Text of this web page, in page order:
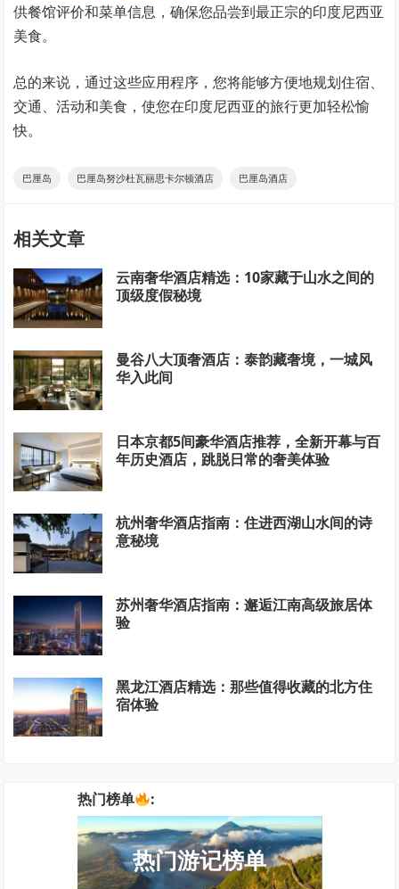
供餐馆评价和菜单信息，确保您品尝到最正宗的印度尼西亚
美食。
总的来说，通过这些应用程序，您将能够方便地规划住宿、
交通、活动和美食，使您在印度尼西亚的旅行更加轻松愉
快。
巴厘岛 巴厘岛努沙杜瓦丽思卡尔顿酒店 巴厘岛酒店
相关文章
云南奢华酒店精选：10家藏于山水之间的
顶级度假秘境
曼谷八大顶奢酒店：泰韵藏奢境，一城风
华入此间
日本京都5间豪华酒店推荐，全新开幕与百
年历史酒店，跳脱日常的奢美体验
杭州奢华酒店指南：住进西湖山水间的诗
意秘境
苏州奢华酒店指南：邂逅江南高级旅居体
验
黑龙江酒店精选：那些值得收藏的北方住
宿体验
热门榜单 :
热门游记榜单